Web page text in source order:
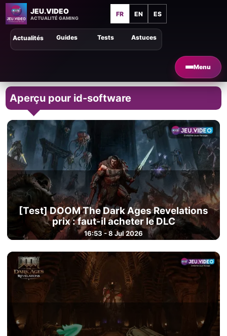
JEU.VIDEO
ACTUALITÉ GAMING
FR EN ES
Menu
Astuces
Guides Tests
Actualités
Aperçu pour id-software
[Test] DOOM The Dark Ages Revelations
prix : faut-il acheter le DLC
16:53 - 8 Jul 2026